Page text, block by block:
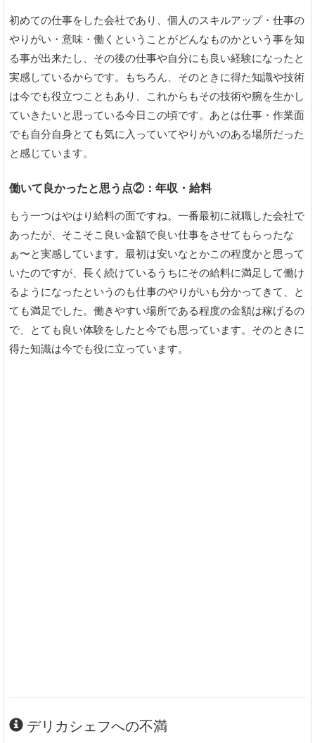
初めての仕事をした会社であり、個人のスキルアップ・仕事の
やりがい・意味・働くということがどんなものかという事を知
る事が出来たし、その後の仕事や自分にも良い経験になったと
実感しているからです。もちろん、そのときに得た知識や技術
は今でも役立つこともあり、これからもその技術や腕を生かし
ていきたいと思っている今日この頃です。あとは仕事・作業面
でも自分自身とても気に入っていてやりがいのある場所だった
と感じています。
働いて良かったと思う点②：年収・給料
もう一つはやはり給料の面ですね。一番最初に就職した会社で
あったが、そこそこ良い金額で良い仕事をさせてもらったな
ぁ〜と実感しています。最初は安いなとかこの程度かと思って
いたのですが、長く続けているうちにその給料に満足して働け
るようになったというのも仕事のやりがいも分かってきて、と
ても満足でした。働きやすい場所である程度の金額は稼げるの
で、とても良い体験をしたと今でも思っています。そのときに
得た知識は今でも役に立っています。
デリカシェフへの不満